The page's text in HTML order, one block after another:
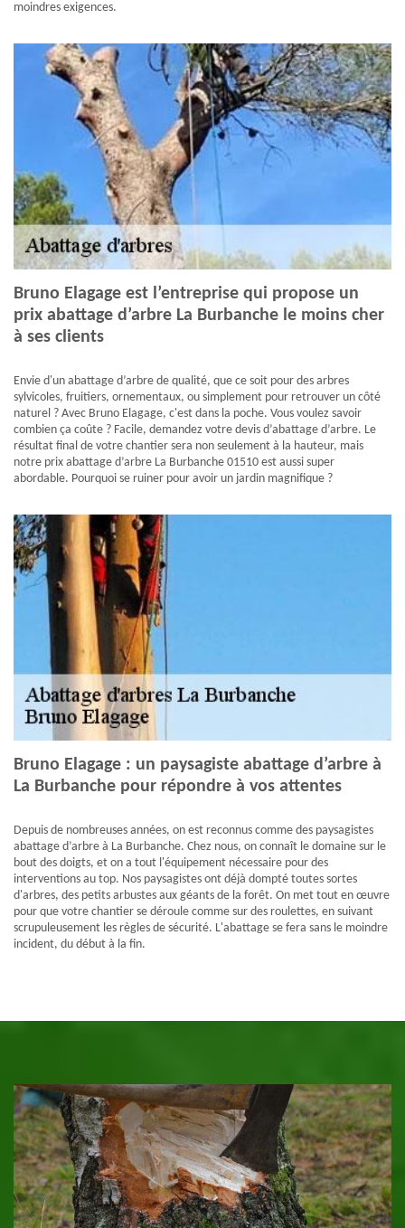
moindres exigences.
Bruno Elagage est l’entreprise qui propose un
prix abattage d’arbre La Burbanche le moins cher
à ses clients
Envie d'un abattage d’arbre de qualité, que ce soit pour des arbres
sylvicoles, fruitiers, ornementaux, ou simplement pour retrouver un côté
naturel ? Avec Bruno Elagage, c'est dans la poche. Vous voulez savoir
combien ça coûte ? Facile, demandez votre devis d’abattage d’arbre. Le
résultat final de votre chantier sera non seulement à la hauteur, mais
notre prix abattage d’arbre La Burbanche 01510 est aussi super
abordable. Pourquoi se ruiner pour avoir un jardin magnifique ?
Bruno Elagage : un paysagiste abattage d’arbre à
La Burbanche pour répondre à vos attentes
Depuis de nombreuses années, on est reconnus comme des paysagistes
abattage d’arbre à La Burbanche. Chez nous, on connaît le domaine sur le
bout des doigts, et on a tout l'équipement nécessaire pour des
interventions au top. Nos paysagistes ont déjà dompté toutes sortes
d'arbres, des petits arbustes aux géants de la forêt. On met tout en œuvre
pour que votre chantier se déroule comme sur des roulettes, en suivant
scrupuleusement les règles de sécurité. L'abattage se fera sans le moindre
incident, du début à la fin.